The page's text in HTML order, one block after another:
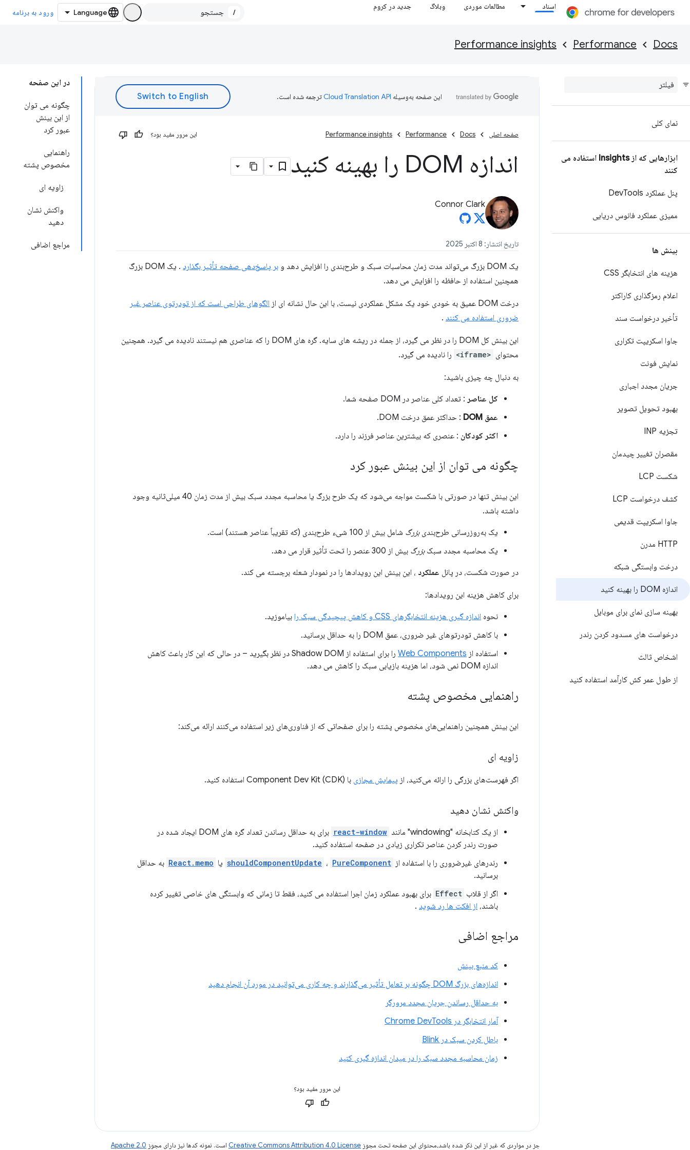
اسناد مطالعات موردی وبلاگ جدید در کروم
/ ورود به برنامه
Docs
Performance
Performance insights
نمای کلی
ابزارهایی که از Insights استفاده می
کنند
پنل عملکرد Dev Tools
ممیزی عملکرد فانوس دریایی
بینش ها
هزینه های انتخابگر CSS
اعلام رمزگذاری کاراکتر
تأخیر درخواست سند
جاوا اسکریپت تکراری
نمایش فونت
جریان مجدد اجباری
بهبود تحویل تصویر
تجزیه INP
مقصران تغییر چیدمان
شکست LCP
کشف درخواست LCP
جاوا اسکریپت قدیمی
HTTP مدرن
درخت وابستگی شبکه
اندازه DOM را بهینه کنید
بهینه سازی نمای برای موبایل
درخواست های مسدود کردن رندر
اشخاص ثالث
از طول عمر کش کارآمد استفاده کنید
در این صفحه
چگونه می توان
از این بینش
عبور کرد
راهنمایی
مخصوص پشته
زاویه ای
واکنش نشان
دهید
مراجع اضافی
این صفحه به‌وسیله ترجمه شده است.
صفحه اصلی Docs
Performance
Performance insights این مرور مفید بود؟
اندازه DOM را بهینه کنید
Connor Clark
تاریخ انتشار: 8 اکتبر 2025
یک DOM بزرگ می‌تواند مدت زمان محاسبات سبک و طرح‌بندی را افزایش دهد و بر پاسخ‌دهی صفحه تأثیر بگذارد
. یک DOM بزرگ
همچنین استفاده از حافظه را افزایش می دهد.
درخت DOM عمیق به خودی خود یک مشکل عملکردی نیست، با این حال نشانه ای از
الگوهای طراحی است که از تودرتوی عناصر غیر
ضروری استفاده می کنند .
این بینش کل DOM را در نظر می گیرد، از جمله در ریشه های سایه. گره های DOM را که عناصری هم نیستند نادیده می گیرد. همچنین
محتوای <iframe> را نادیده می گیرد.
به دنبال چه چیزی باشید:
کل عناصر : تعداد کلی عناصر در DOM صفحه شما.
عمق DOM
: حداکثر عمق درخت DOM.
اکثر کودکان : عنصری که بیشترین عناصر فرزند را دارد.
چگونه می توان از این بینش عبور کرد
این بینش تنها در صورتی با شکست مواجه می‌شود که یک طرح بزرگ یا محاسبه مجدد سبک بیش از مدت زمان 40 میلی‌ثانیه وجود
داشته باشد.
یک به‌روزرسانی طرح‌بندیبزرگ شامل بیش از 100 شیء طرح‌بندی (که تقریباً عناصر هستند) است.
یک محاسبه مجدد سبکبزرگ بیش از 300 عنصر را تحت تأثیر قرار می دهد.
در صورت شکست، در پانل عملکرد ، این بینش این رویدادها را در نمودار شعله برجسته می کند.
برای کاهش هزینه این رویدادها:
نحوه اندازه گیری هزینه انتخابگرهای CSS و کاهش پیچیدگی سبک را
بیاموزید.
با کاهش تودرتوهای غیر ضروری، عمق DOM را به حداقل برسانید.
استفاده از Web Components
را برای استفاده از Shadow DOM در نظر بگیرید – در حالی که این کار باعث کاهش
اندازه DOM نمی شود، اما هزینه بازیابی سبک را کاهش می دهد.
راهنمایی مخصوص پشته
این بینش همچنین راهنمایی‌های مخصوص پشته را برای صفحاتی که از فناوری‌های زیر استفاده می‌کنند ارائه می‌کند:
زاویه ای
اگر فهرست‌های بزرگی را ارائه می‌کنید، از پیمایش مجازی با Component Dev Kit (CDK) استفاده کنید.
واکنش نشان دهید
از یک کتابخانه "windowing" مانند react-window
برای به حداقل رساندن تعداد گره های DOM ایجاد شده در
صورت رندر کردن عناصر تکراری زیادی در صفحه استفاده کنید.
رندرهای غیرضروری را با استفاده از
shouldComponentUpdate ، PureComponent یا React.memo به حداقل
برسانید.
اگر از قلاب Effect برای بهبود عملکرد زمان اجرا استفاده می کنید، فقط تا زمانی که وابستگی های خاصی تغییر کرده
باشند، از افکت ها رد شوید .
مراجع اضافی
کد منبع بینش
اندازه‌های بزرگ DOM چگونه بر تعامل تأثیر می‌گذارند و چه کاری می‌توانید در مورد آن انجام دهید
به حداقل رساندن جریان مجدد مرورگر
آمار انتخابگر در Chrome DevTools
باطل کردن سبک در Blink
زمان محاسبه مجدد سبک را در میدان اندازه گیری کنید
این مرور مفید بود؟
جز در مواردی که غیر از این ذکر شده باشد،‌محتوای این صفحه تحت مجوز Creative Commons Attribution 4.0 License است. نمونه کدها نیز دارای مجوز Apache 2.0